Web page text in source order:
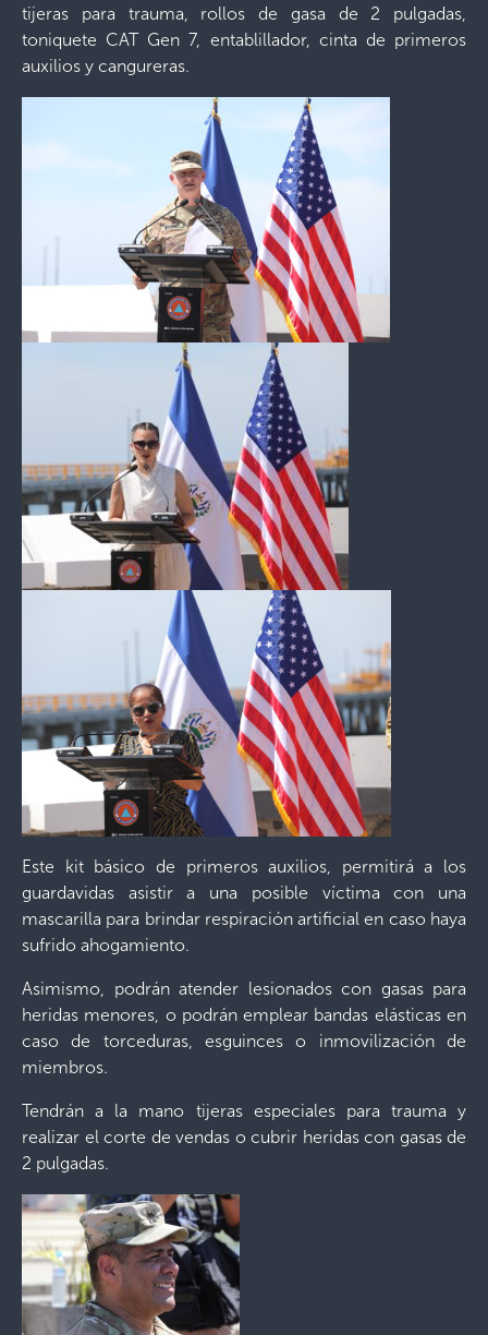
tijeras para trauma, rollos de gasa de 2 pulgadas,
toniquete CAT Gen 7, entablillador, cinta de primeros
auxilios y cangureras.
Este kit básico de primeros auxilios, permitirá a los
guardavidas asistir a una posible víctima con una
mascarilla para brindar respiración artificial en caso haya
sufrido ahogamiento.
Asimismo, podrán atender lesionados con gasas para
heridas menores, o podrán emplear bandas elásticas en
caso de torceduras, esguinces o inmovilización de
miembros.
Tendrán a la mano tijeras especiales para trauma y
realizar el corte de vendas o cubrir heridas con gasas de
2 pulgadas.